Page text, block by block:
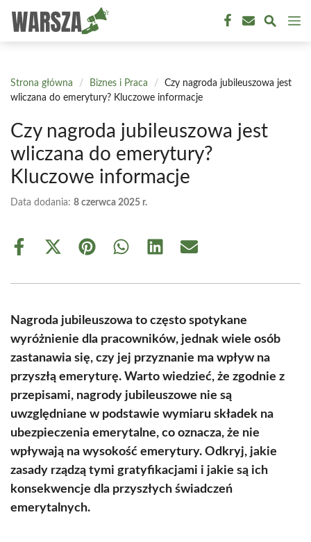
treści
Strona główna / Biznes i Praca /
Czy nagroda jubileuszowa jest
wliczana do emerytury? Kluczowe informacje
Czy nagroda jubileuszowa jest
wliczana do emerytury?
Kluczowe informacje
Data dodania: 8 czerwca 2025 r.
Share
Share
(Twitter)
Share Share Share Share
Nagroda jubileuszowa to często spotykane
wyróżnienie dla pracowników, jednak wiele osób
zastanawia się, czy jej przyznanie ma wpływ na
przyszłą emeryturę. Warto wiedzieć, że zgodnie z
przepisami, nagrody jubileuszowe nie są
uwzględniane w podstawie wymiaru składek na
ubezpieczenia emerytalne, co oznacza, że nie
wpływają na wysokość emerytury. Odkryj, jakie
zasady rządzą tymi gratyfikacjami i jakie są ich
konsekwencje dla przyszłych świadczeń
emerytalnych.